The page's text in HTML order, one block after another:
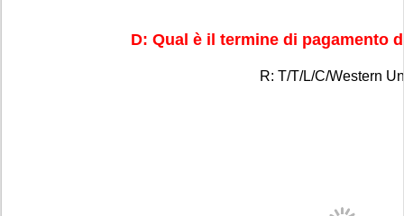
D: Qual è il termine di pagamento
R: T/T/L/C/Western